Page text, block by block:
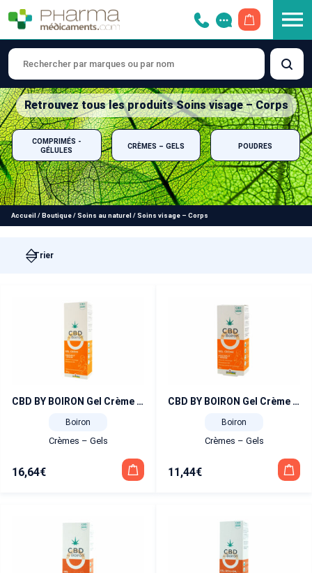
Retrouvez tous les produits Soins visage – Corps
COMPRIMÉS -
GÉLULES
CRÈMES – GELS POUDRES
Accueil / Boutique/Soins au naturel /Soins visage – Corps
CBD BY BOIRON Gel Crème Assouplit et Apaise 120g
Boiron
Crèmes – Gels
16,64€
CBD BY BOIRON Gel Crème Assouplit et Apaise 40g
Boiron
Crèmes – Gels
11,44€